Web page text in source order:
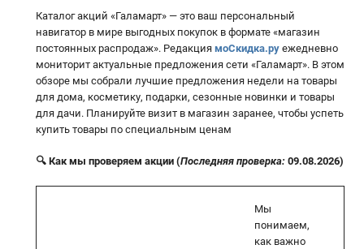
Каталог акций «Галамарт» — это ваш персональный
навигатор в мире выгодных покупок в формате «магазин
постоянных распродаж». Редакция моСкидка.ру ежедневно
мониторит актуальные предложения сети «Галамарт». В этом
обзоре мы собрали лучшие предложения недели на товары
для дома, косметику, подарки, сезонные новинки и товары
для дачи. Планируйте визит в магазин заранее, чтобы успеть
купить товары по специальным ценам
🔍 Как мы проверяем акции (Последняя проверка: 09.08.2026)
Мы
понимаем,
как важно